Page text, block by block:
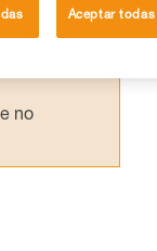
a
no
Aceptar